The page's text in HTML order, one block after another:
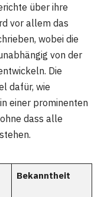
über ihre
vor allem das
wobei die
von der
Die
dafür, wie
einer prominenten
dass alle
Bekanntheit